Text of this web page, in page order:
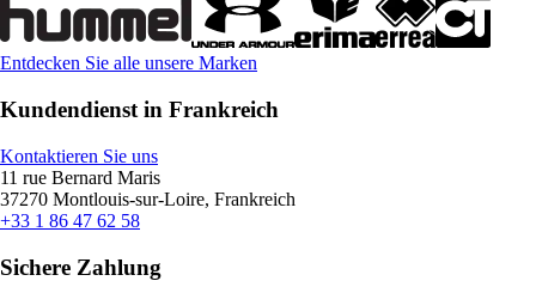
Entdecken Sie alle unsere Marken
Kundendienst in Frankreich
Kontaktieren Sie uns
11 rue Bernard Maris
37270 Montlouis-sur-Loire, Frankreich
+33 1 86 47 62 58
Sichere Zahlung